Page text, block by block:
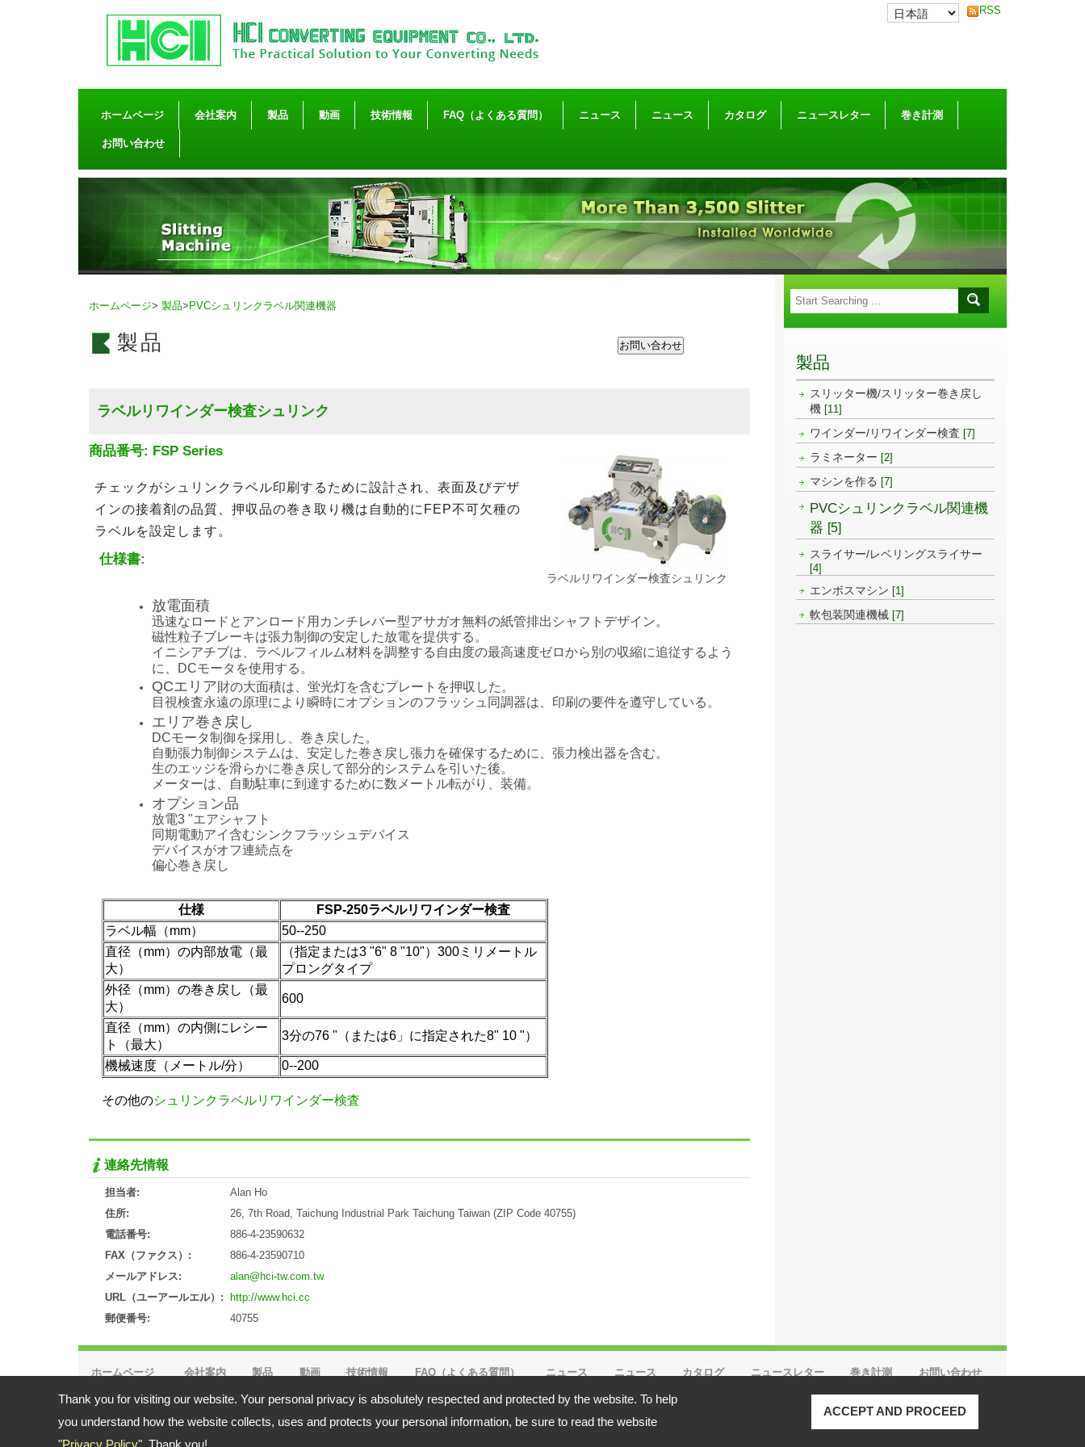
Thank you for visiting our website. Your personal privacy is absolutely respected and protected by the website. To help
you understand how the website collects, uses and protects your personal information, be sure to read the website
"Privacy Policy". Thank you!
ACCEPT AND PROCEED
RSS
ホームページ 会社案内 製品 動画 技術情報 FAQ（よくある質問） ニュース ニュース カタログ ニュースレター 巻き計測
お問い合わせ
製品
スリッター機/スリッター巻き戻し
機 [11]
ワインダー/リワインダー検査 [7]
ラミネーター [2]
マシンを作る [7]
PVCシュリンクラベル関連機
器 [5]
スライサー/レベリングスライサー
[4]
エンボスマシン [1]
軟包装関連機械 [7]
ホームページ> 製品> PVCシュリンクラベル関連機器
製品
ラベルリワインダー検査シュリンク
ラベルリワインダー検査シュリンク
商品番号: FSP Series
チェックがシュリンクラベル印刷するために設計され、表面及びデザ
インの接着剤の品質、押収品の巻き取り機は自動的にFEP不可欠種の
ラベルを設定します。
仕様書:
放電面積
迅速なロードとアンロード用カンチレバー型アサガオ無料の紙管排出シャフトデザイン。
磁性粒子ブレーキは張力制御の安定した放電を提供する。
イニシアチブは、ラベルフィルム材料を調整する自由度の最高速度ゼロから別の収縮に追従するよう
に、DCモータを使用する。
QCエリア財の大面積は、蛍光灯を含むプレートを押収した。
目視検査永遠の原理により瞬時にオプションのフラッシュ同調器は、印刷の要件を遵守している。
エリア巻き戻し
DCモータ制御を採用し、巻き戻した。
自動張力制御システムは、安定した巻き戻し張力を確保するために、張力検出器を含む。
生のエッジを滑らかに巻き戻して部分的システムを引いた後。
メーターは、自動駐車に到達するために数メートル転がり、装備。
オプション品
放電3 "エアシャフト
同期電動アイ含むシンクフラッシュデバイス
デバイスがオフ連続点を
偏心巻き戻し
仕様
FSP-250ラベルリワインダー検査
ラベル幅（mm）
50--250
直径（mm）の内部放電（最
大）
（指定または3 "6" 8 "10"）300ミリメートル
プロングタイプ
外径（mm）の巻き戻し（最
大）
600
直径（mm）の内側にレシー
ト（最大）
3分の76 "（または6」に指定された8" 10 "）
機械速度（メートル/分） 0--200
その他のシュリンクラベルリワインダー検査
連絡先情報
担当者:
Alan Ho
住所:
26, 7th Road, Taichung Industrial Park Taichung Taiwan (ZIP Code 40755)
電話番号:
886-4-23590632
FAX（ファクス）:
886-4-23590710
メールアドレス:
alan@hci-tw.com.tw
URL（ユーアールエル）:
http://www.hci.cc
郵便番号:
40755
ホームページ 会社案内 製品 動画 技術情報 FAQ（よくある質問） ニュース ニュース カタログ ニュースレター 巻き計測 お問い合わせ
住所:
26, 7th Road, Taichung Industrial Park Taichung Taiwan (ZIP Code 40755)
電話番号: 886-4-23590632 FAX（ファクス）: 886-4-23590710
Copyright © 2026華周工業株式会社